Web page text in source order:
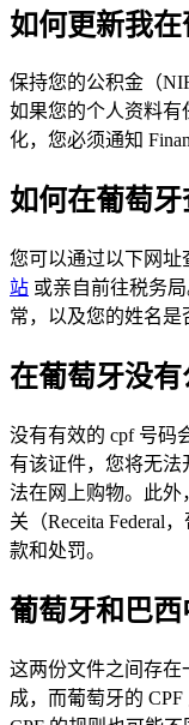
如何更新我在
保持您的公积金（
如果您的个人资料有
化，您必须通知
如何在葡萄牙
您可以通过以下网
站 或亲自前往税务
常，以及您的姓名是
在葡萄牙没有
没有有效的 cpf 号码
有该证件，您将无法
法在网上购物。此外
关（Receita Federal
款和处罚。
葡萄牙和巴
这两份文件之间存在
成，而葡萄牙的